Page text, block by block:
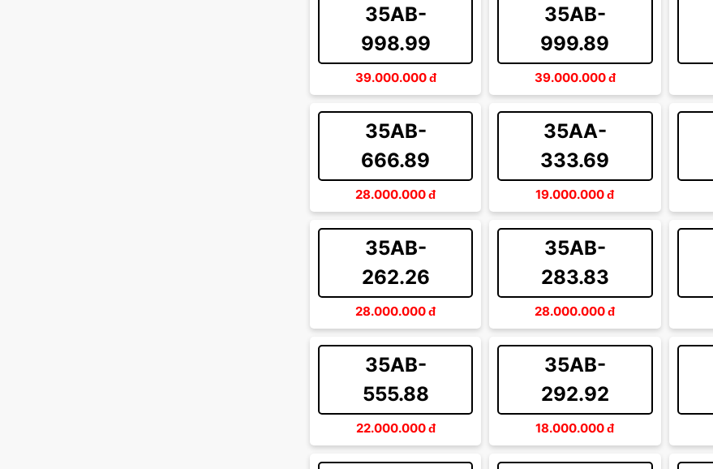
35AB-
998.99
39.000.000đ
35AB-
999.89
39.000.000đ
35AB-
666.89
28.000.000đ
35AA-
333.69
19.000.000đ
35AB-
262.26
28.000.000đ
35AB-
283.83
28.000.000đ
35AB-
555.88
22.000.000đ
35AB-
292.92
18.000.000đ